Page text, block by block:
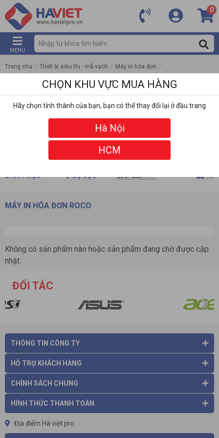
0
MENU
Trang chủ / Thiết bị siêu thị - mã vạch / Máy in hóa đơn /
Máy in hóa đơn Roco
DANH MỤC BỘ LỌC
MÁY IN HÓA ĐƠN ROCO
Không có sản phẩm nào hoặc sản phẩm đang chờ được cập
nhật.
ĐỐI TÁC
THÔNG TIN CÔNG TY
HỖ TRỢ KHÁCH HÀNG
CHÍNH SÁCH CHUNG
HÌNH THỨC THANH TOÁN
Địa điểm Hà việt pro
CHỌN KHU VỰC MUA HÀNG
Hãy chọn tỉnh thành của bạn, bạn có thể thay đổi lại ở đầu trang
Hà Nội
HCM